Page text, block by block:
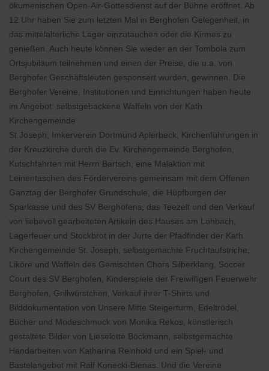
ökumenischen Open-Air-Gottesdienst auf der Bühne eröffnet. Ab
12 Uhr haben Sie zum letzten Mal in Berghofen Gelegenheit, in
das mittelalterliche Lager einzutauchen oder die Kirmes zu
genießen. Auch heute können Sie wieder an der Tombola zum
Ortsjubiläum teilnehmen und einen der Preise, die u.a. von
Berghofer Geschäftsleuten gesponsert wurden, gewinnen. Die
Berghofer Vereine, Institutionen und Einrichtungen haben heute
im Angebot: selbstgebackene Waffeln von der Kath.
Kirchengemeinde
St.Joseph, Imkerverein Dortmund Aplerbeck, Kirchenführungen in
der Kreuzkirche durch die Ev. Kirchengemeinde Berghofen,
Kutschfahrten mit Herrn Bartsch, eine Malaktion mit
Leinentaschen des Fördervereins gemeinsam mit dem Offenen
Ganztag der Berghofer Grundschule, die Hüpfburgen der
Sparkasse und des SV Berghofens, das Teezelt und den Verkauf
von liebevoll gearbeiteten Artikeln des Hauses am Lohbach,
Lagerfeuer und Stockbrot in der Jurte der Pfadfinder der Kath.
Kirchengemeinde St. Joseph, selbstgemachte Fruchtaufstriche,
Liköre und Waffeln des Gemischten Chors Silberklang, Soccer
Court des SV Berghofen, Kinderspiele der Freiwilligen Feuerwehr
Berghofen, Grillwürstchen, Verkauf ihrer T-Shirts und
Bilddokumentation von Unsere Mitte Steigerturm, Edeltrödel,
Bücher und Modeschmuck von Monika Rekos, künstlerisch
gestaltete Bilder von Lieselotte Böckmann, selbstgemachte
Handarbeiten von Katharina Reinhold und ein Spiel- und
Bastelangebot mit Ralf Konecki-Bienas. Und die Vereine